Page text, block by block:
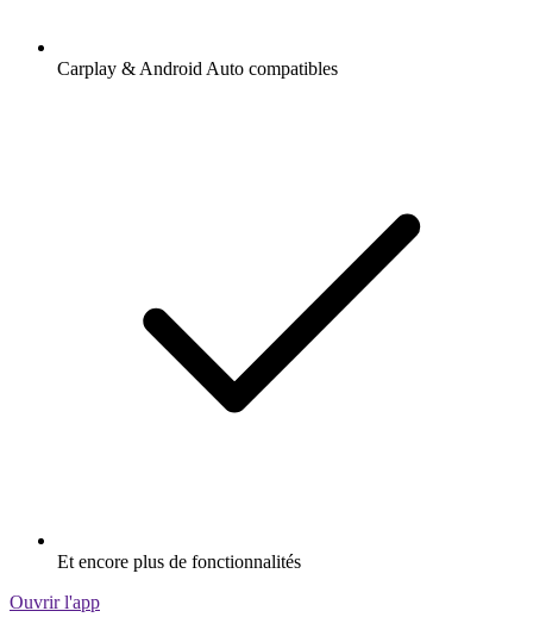
Carplay & Android Auto compatibles
Et encore plus de fonctionnalités
Ouvrir l'app